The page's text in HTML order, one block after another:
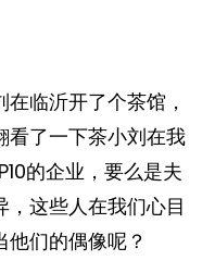
临沂开了个茶馆，
看了一下茶小刘在我
的企业，要么是夫
这些人在我们心目
们的偶像呢？